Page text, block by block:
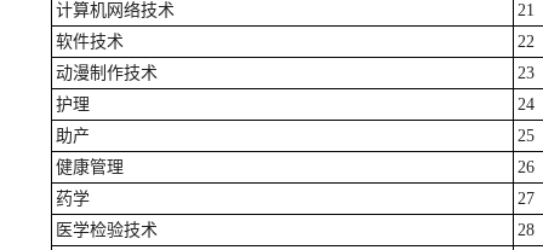
计算机网络技术
21
软件技术
22
动漫制作技术
23
护理
24
助产
25
健康管理
26
药学
27
医学检验技术
28